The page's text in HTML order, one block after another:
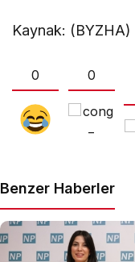
Kaynak: (BYZHA)
0
0
Benzer Haberler